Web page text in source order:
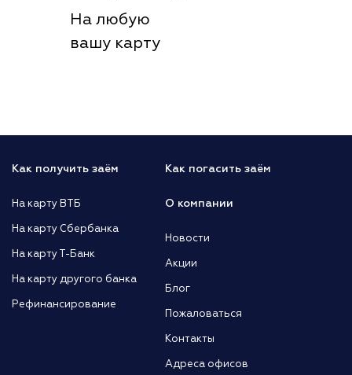
На любую
вашу карту
Как получить заём
На карту ВТБ
На карту Сбербанка
На карту Т-Банк
На карту другого банка
Рефинансирование
Как погасить заём
О компании
Новости
Акции
Блог
Пожаловаться
Контакты
Адреса офисов